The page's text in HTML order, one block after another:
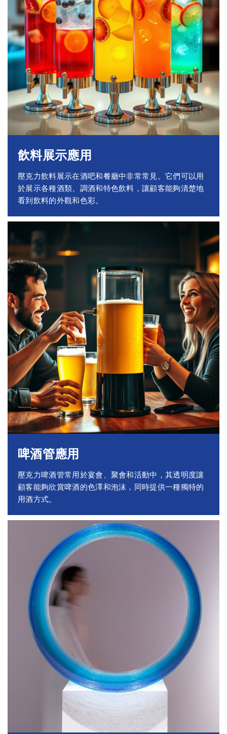
飲料展示應用
壓克力飲料展示在酒吧和餐廳中非常常見。它們可以用
於展示各種酒類、調酒和特色飲料，讓顧客能夠清楚地
看到飲料的外觀和色彩。
啤酒管應用
壓克力啤酒管常用於宴會、聚會和活動中，其透明度讓
顧客能夠欣賞啤酒的色澤和泡沫，同時提供一種獨特的
用酒方式。